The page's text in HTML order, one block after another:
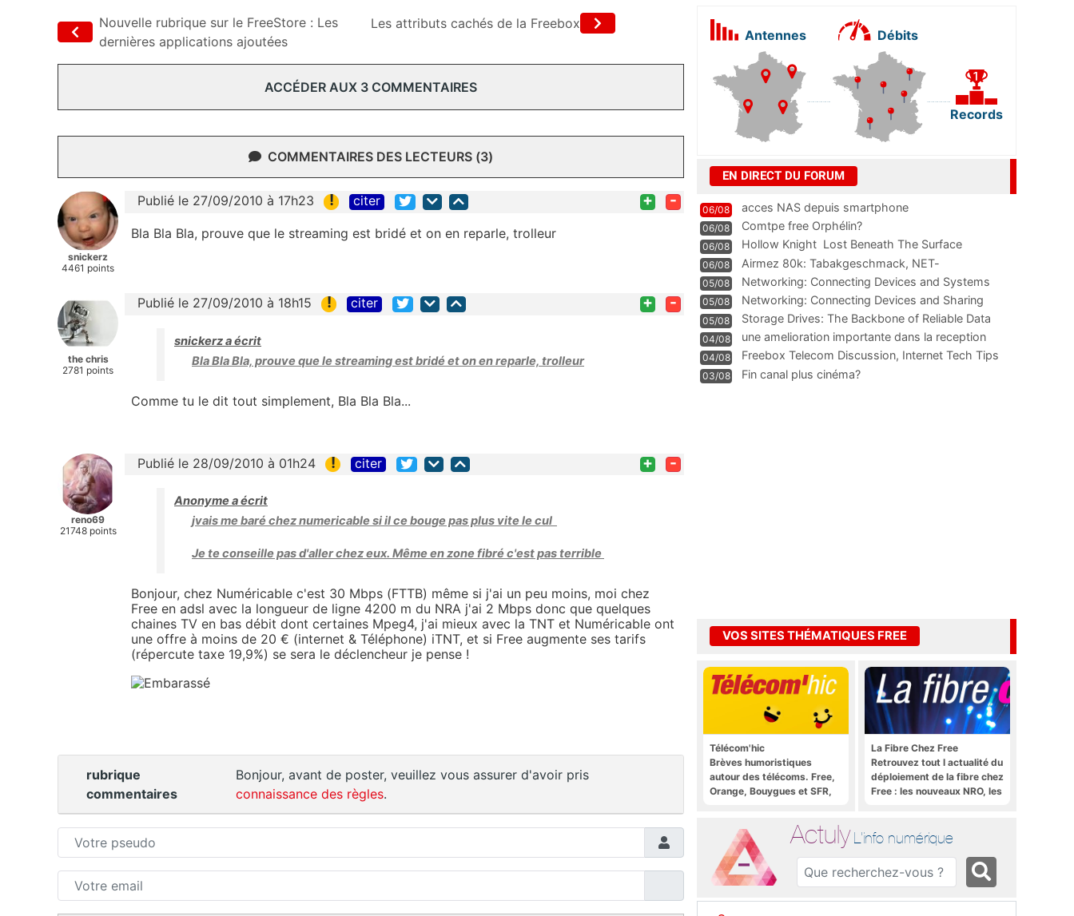
Nouvelle rubrique sur le FreeStore : Les
dernières applications ajoutées
Les attributs cachés de la Freebox
ACCÉDER AUX 3 COMMENTAIRES
COMMENTAIRES DES LECTEURS (3)
snickerz
4461 points
Publié le 27/09/2010 à 17h23 ! citer + -
Bla Bla Bla, prouve que le streaming est bridé et on en reparle, trolleur
the chris
2781 points
Publié le 27/09/2010 à 18h15 ! citer + -
snickerz a écrit
Bla Bla Bla, prouve que le streaming est bridé et on en reparle, trolleur
Comme tu le dit tout simplement, Bla Bla Bla...
reno69
21748 points
Publié le 28/09/2010 à 01h24 ! citer + -
Anonyme a écrit
jvais me baré chez numericable si il ce bouge pas plus vite le cul
Je te conseille pas d'aller chez eux. Même en zone fibré c'est pas terrible
Bonjour, chez Numéricable c'est 30 Mbps (FTTB) même si j'ai un peu moins, moi chez
Free en adsl avec la longueur de ligne 4200 m du NRA j'ai 2 Mbps donc que quelques
chaines TV en bas débit dont certaines Mpeg4, j'ai mieux avec la TNT et Numéricable ont
une offre à moins de 20 € (internet & Téléphone) iTNT, et si Free augmente ses tarifs
(répercute taxe 19,9%) se sera le déclencheur je pense !
rubrique
commentaires
Bonjour, avant de poster, veuillez vous assurer d'avoir pris
connaissance des règles.
Antennes Débits
Records
EN DIRECT DU FORUM
06/08 acces NAS depuis smartphone
06/08 Comtpe free Orphélin?
06/08 Hollow Knight  Lost Beneath The Surface
06/08
Airmez 80k: Tabakgeschmack, NET-
Technologie und Leistung im
05/08 Networking: Connecting Devices and Systems
05/08
Networking: Connecting Devices and Sharing
Information
05/08
Storage Drives: The Backbone of Reliable Data
Management
04/08
une amelioration importante dans la reception
WIFI
04/08
Freebox Telecom Discussion, Internet Tech Tips
Communi
03/08 Fin canal plus cinéma?
VOS SITES THÉMATIQUES FREE
Télécom'hic
Brèves humoristiques
autour des télécoms. Free,
Orange, Bouygues et SFR,
La Fibre Chez Free
Retrouvez tout l actualité du
déploiement de la fibre chez
Free : les nouveaux NRO, les
Actuly L'info numérique